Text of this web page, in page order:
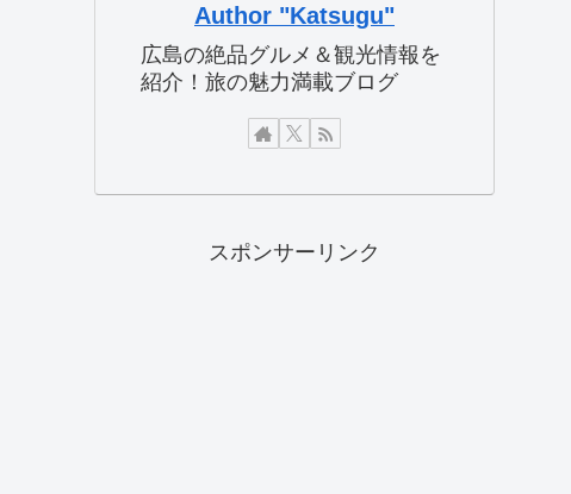
Author "Katsugu"
広島の絶品グルメ＆観光情報を
紹介！旅の魅力満載ブログ
スポンサーリンク